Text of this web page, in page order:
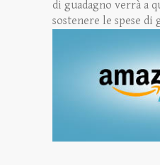
di guadagno verrà a
sostenere le spese di